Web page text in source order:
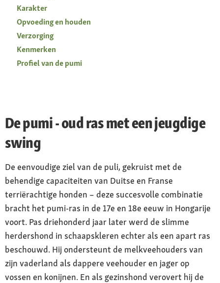
Karakter
Opvoeding en houden
Verzorging
Kenmerken
Profiel van de pumi
De pumi - oud ras met een jeugdige
swing
De eenvoudige ziel van de puli, gekruist met de
behendige capaciteiten van Duitse en Franse
terriërachtige honden – deze succesvolle combinatie
bracht het pumi-ras in de 17e en 18e eeuw in Hongarije
voort. Pas driehonderd jaar later werd de slimme
herdershond in schaapskleren echter als een apart ras
beschouwd. Hij ondersteunt de melkveehouders van
zijn vaderland als dappere veehouder en jager op
vossen en konijnen. En als gezinshond verovert hij de